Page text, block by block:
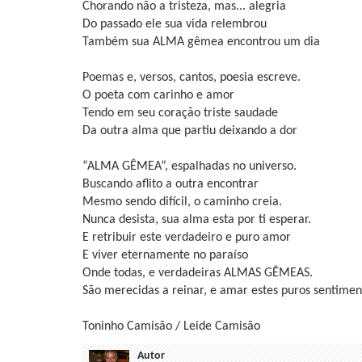
Chorando não a tristeza, mas... alegria
Do passado ele sua vida relembrou
Também sua ALMA gêmea encontrou um dia
Poemas e, versos, cantos, poesia escreve.
O poeta com carinho e amor
Tendo em seu coração triste saudade
Da outra alma que partiu deixando a dor
“ALMA GÊMEA”, espalhadas no universo.
Buscando aflito a outra encontrar
Mesmo sendo difícil, o caminho creia.
Nunca desista, sua alma esta por ti esperar.
E retribuir este verdadeiro e puro amor
E viver eternamente no paraíso
Onde todas, e verdadeiras ALMAS GÊMEAS.
São merecidas a reinar, e amar estes puros
Toninho Camisão / Leide Camisão
Autor